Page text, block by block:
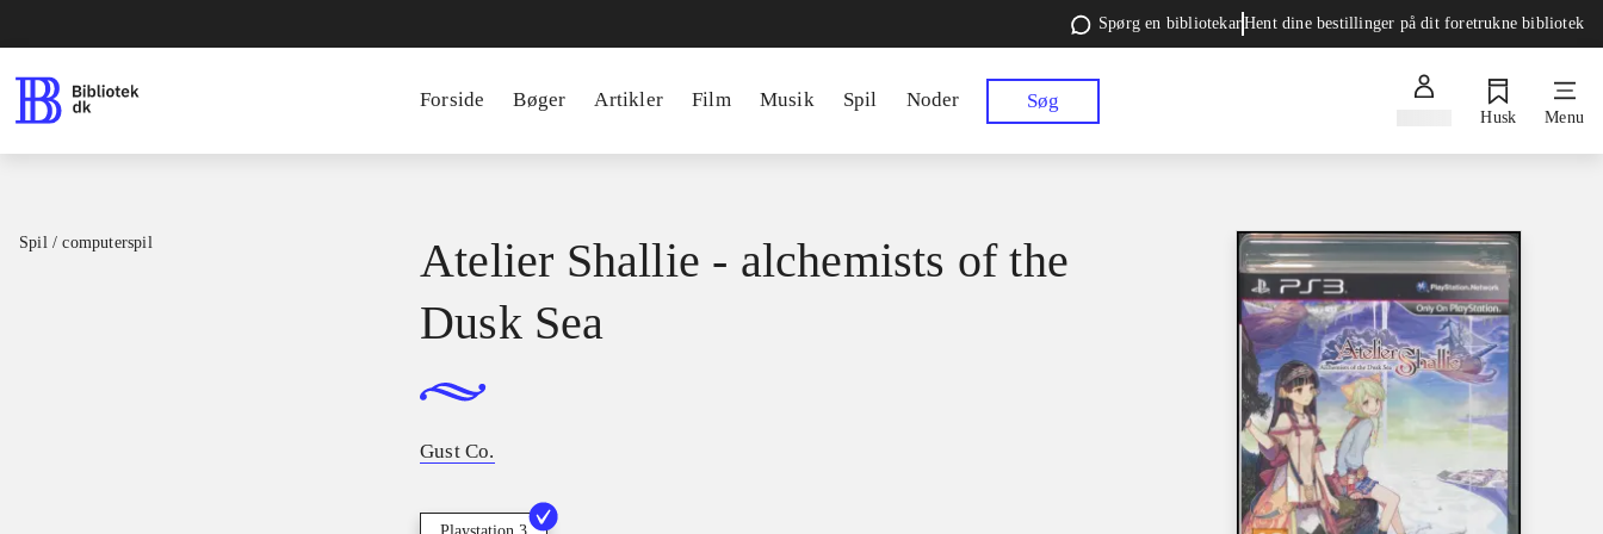
Spørg en bibliotekarHent dine bestillinger på dit foretrukne bibliotek
Forside Bøger Artikler Film Musik Spil Noder Søg
Husk Menu
Spil / computerspil
Atelier Shallie - alchemists of the
Dusk Sea
Gust Co.